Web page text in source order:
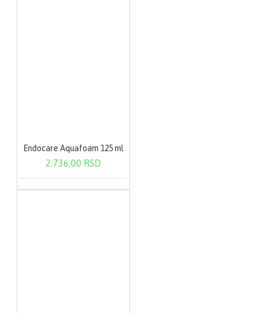
Endocare Aquafoam 125 ml
2.736,00 RSD